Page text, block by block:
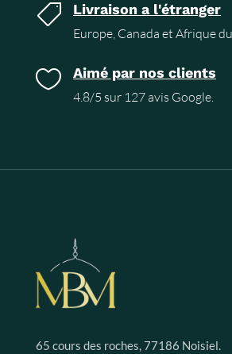
 Livraison a l'étranger
Europe, Canada et Afrique
 Aimé par nos clients
4.8/5 sur 127 avis Google.
65 cours des roches, 77186 Noisiel.